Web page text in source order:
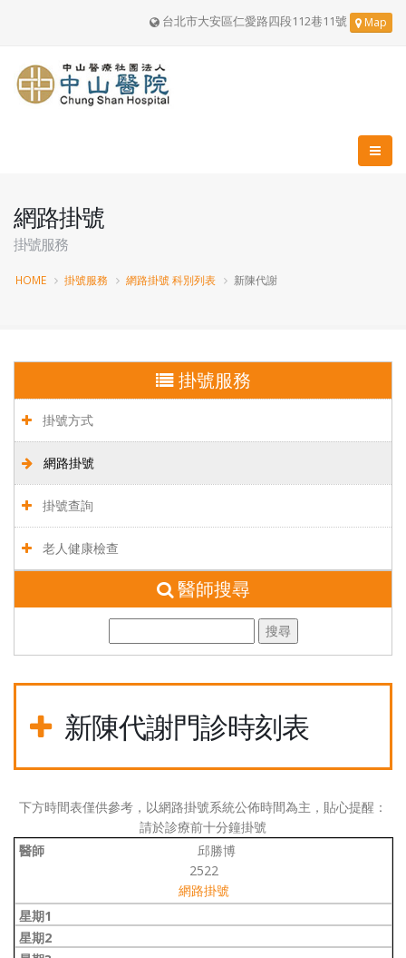
台北市大安區仁愛路四段112巷11號 Map
網路掛號
掛號服務
HOME 掛號服務 網路掛號 科別列表 新陳代謝
掛號服務
掛號方式
網路掛號
掛號查詢
老人健康檢查
醫師搜尋
新陳代謝門診時刻表
下方時間表僅供參考，以網路掛號系統公佈時間為主，貼心提醒：
請於診療前十分鐘掛號
邱勝博
2522
網路掛號